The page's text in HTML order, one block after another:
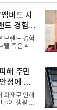
선사했다.
부터 청량한
연상시키는
링까지 각기
채로운 여름
버드 시
드 경험 선
브랜드 경험
텔 측은 4일
공간 ‘앰버드
선보인
텔은 로비
드의 세계
드가 우주여
'앰버드 플래
워 연출로 사
해 주민
정에 총
화재로 인해
들이 생활 터